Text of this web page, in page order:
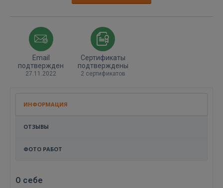
Email
подтвержден
27.11.2022
Сертификаты
подтверждены
2 сертификатов
ИНФОРМАЦИЯ
ОТЗЫВЫ
ФОТО РАБОТ
О себе